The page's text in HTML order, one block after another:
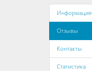
Информация
Отзывы
Контакты
Статистика